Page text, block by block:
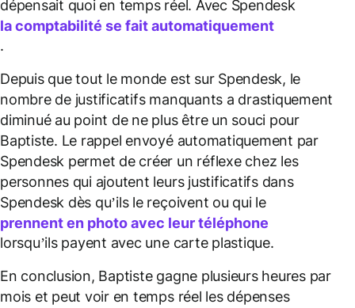
dépensait quoi en temps réel. Avec Spendesk
la comptabilité se fait automatiquement
.
Depuis que tout le monde est sur Spendesk, le
nombre de justificatifs manquants a drastiquement
diminué au point de ne plus être un souci pour
Baptiste. Le rappel envoyé automatiquement par
Spendesk permet de créer un réflexe chez les
personnes qui ajoutent leurs justificatifs dans
Spendesk dès qu’ils le reçoivent ou qui le
prennent en photo avec leur téléphone
lorsqu’ils payent avec une carte plastique.
En conclusion, Baptiste gagne plusieurs heures par
mois et peut voir en temps réel les dépenses